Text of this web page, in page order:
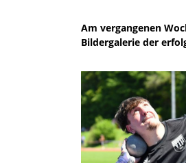
Am vergangenen
Bildergalerie der